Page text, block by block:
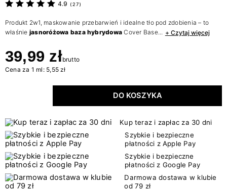
4.9 ( 27)
Produkt 2w1, maskowanie przebarwień i idealne tło pod zdobienia – to
właśnie jasnoróżowa baza hybrydowa Cover Base... + Czytaj więcej
39,99 złbrutto
Cena za 1 ml: 5,55 zł
DO KOSZYKA
Kup teraz i zapłac za 30 dni
Szybkie i bezpieczne
płatności z Apple Pay
Szybkie i bezpieczne
płatności z Google Pay
Darmowa dostawa w klubie
od 79 zł